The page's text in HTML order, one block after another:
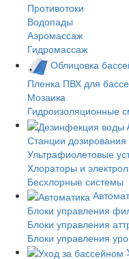
Противотоки
Водопады
Аэромассаж
Гидромассаж
Облицовка
Пленка ПВХ для
Мозаика
Гидроизоляционные
Станции дозирования
Ультрафиолетовые
Хлораторы и
Бесхлорные системы
Блоки управления
Блоки управления
Блоки управления